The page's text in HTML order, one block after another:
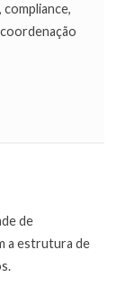
de
a estrutura de